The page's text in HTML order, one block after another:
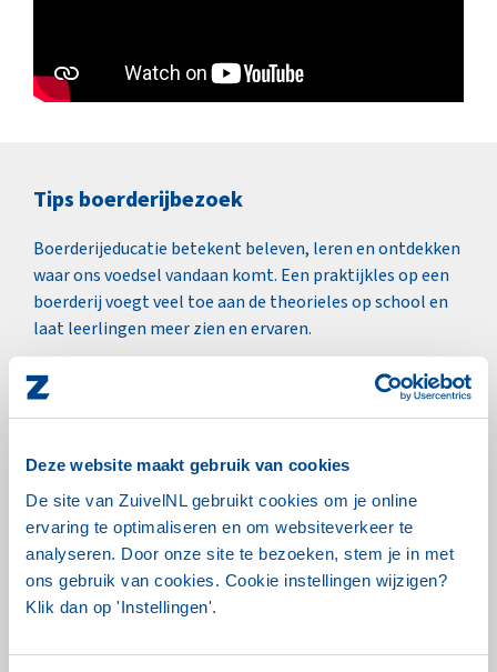
Deze website maakt gebruik van cookies
De site van ZuivelNL gebruikt cookies om je online
ervaring te optimaliseren en om websiteverkeer te
analyseren. Door onze site te bezoeken, stem je in met
ons gebruik van cookies. Cookie instellingen wijzigen?
Klik dan op 'Instellingen'.
Tips boerderijbezoek
Boerderijeducatie betekent beleven, leren en ontdekken
waar ons voedsel vandaan komt. Een praktijkles op een
boerderij voegt veel toe aan de theorieles op school en
laat leerlingen meer zien en ervaren.
BEKIJK DE BROCHURE